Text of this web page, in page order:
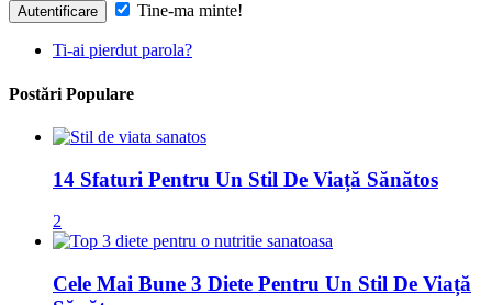
Tine-ma minte!
Ti-ai pierdut parola?
Postări Populare
14 Sfaturi Pentru Un Stil De Viață Sănătos
2
Cele Mai Bune 3 Diete Pentru Un Stil De Viață